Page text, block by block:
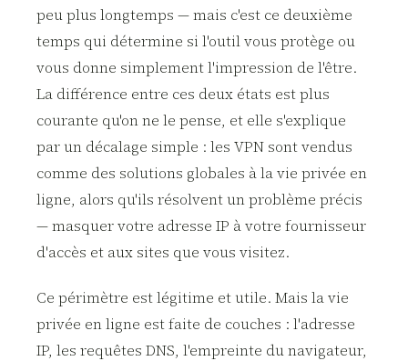
peu plus longtemps — mais c'est ce deuxième
temps qui détermine si l'outil vous protège ou
vous donne simplement l'impression de l'être.
La différence entre ces deux états est plus
courante qu'on ne le pense, et elle s'explique
par un décalage simple : les VPN sont vendus
comme des solutions globales à la vie privée en
ligne, alors qu'ils résolvent un problème précis
— masquer votre adresse IP à votre fournisseur
d'accès et aux sites que vous visitez.
Ce périmètre est légitime et utile. Mais la vie
privée en ligne est faite de couches : l'adresse
IP, les requêtes DNS, l'empreinte du navigateur,